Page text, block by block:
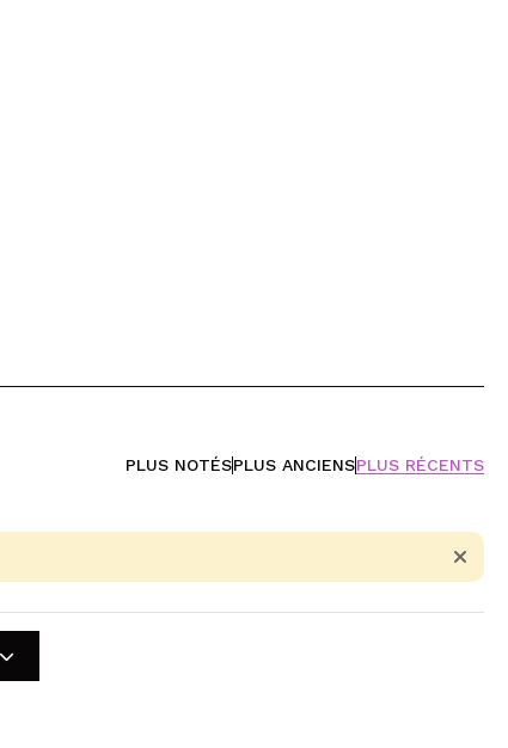
PLUS NOTÉSPLUS ANCIENSPLUS RÉCENTS